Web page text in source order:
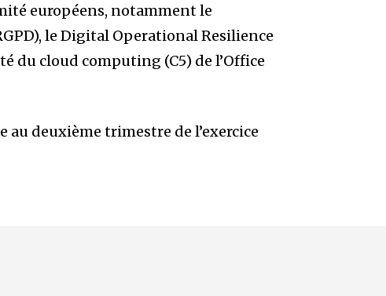
européens, notamment le
le Digital Operational Resilience
du cloud computing (C5) de l’Office
au deuxième trimestre de l’exercice